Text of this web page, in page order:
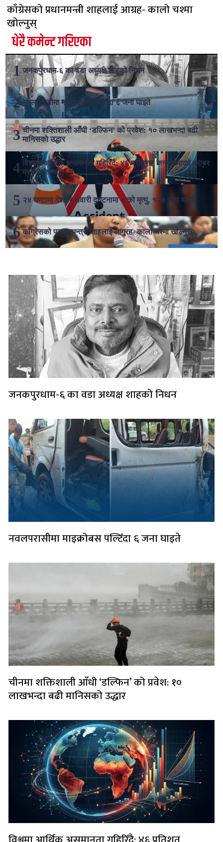
काँग्रेसको प्रधानमन्त्री शाहलाई आग्रह- कालो चश्मा
खोल्नुस्
धेरै कमेन्ट गरिएका
जनकपुरधाम-६ का वडा अध्यक्ष शाहको निधन
नवलपरासीमा माइक्रोबस पल्टिँदा ६ जना घाइते
चीनमा शक्तिशाली आँधी ‘डल्फिन’ को प्रवेश: १० लाखभन्दा बढी
मानिसको उद्धार
विश्वमा आर्थिक असमानता गहिरिँदै: ४६ प्रतिशत जनसंख्याको बराबर
मस्ककै सम्पत्ति
२४ घण्टामा देशभर सवारी दुर्घटनामा ५ को मृत्यु, १२७ जना घाइते
काँग्रेसको प्रधानमन्त्री शाहलाई आग्रह- कालो चश्मा खोल्नुस्
जनकपुरधाम-६ का वडा अध्यक्ष शाहको निधन
नवलपरासीमा माइक्रोबस पल्टिँदा ६ जना घाइते
चीनमा शक्तिशाली आँधी ‘डल्फिन’ को प्रवेश: १०
लाखभन्दा बढी मानिसको उद्धार